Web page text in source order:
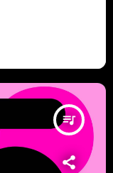
queue_music